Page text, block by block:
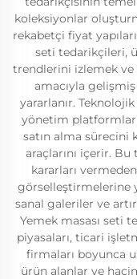
koleksiyonlar
rekabetçi fiyat
seti tedarikçileri,
trendlerini izlemek ve
amacıyla
yararlanır.
yönetim
satın alma sürecini
araçlarını içerir.
kararları
görselleştirmelerine
sanal galeriler ve
Yemek masası seti
piyasaları, ticari
firmaları boyunca
ürün alanlar ve